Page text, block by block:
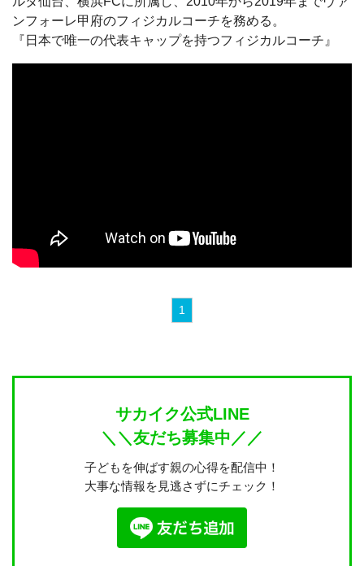
ンフォーレ甲府のフィジカルコーチを務める。
『日本で唯一の代表キャップを持つフィジカルコーチ』
1
サカイク公式LINE
＼＼友だち募集中／／
子どもを伸ばす親の心得を配信中！
大事な情報を見逃さずにチェック！